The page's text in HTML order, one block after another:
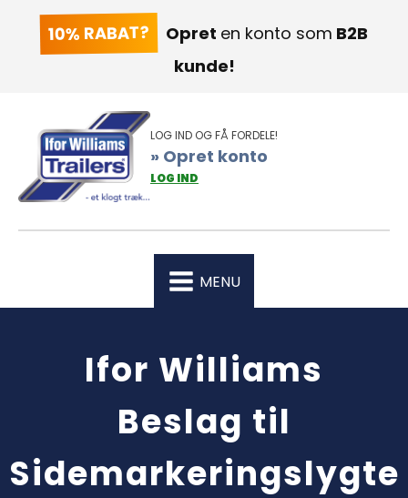
10% RABAT? Opret en konto som B2B
kunde!
LOG IND OG FÅ FORDELE!
» Opret konto
LOG IND
MENU
Ifor Williams
Beslag til
Sidemarkeringslygte